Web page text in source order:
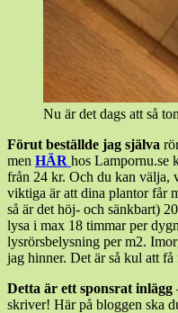
Nu är det dags att så
Förut beställde jag själva
men HÄR hos Lampornu.se
från 24 kr. Och du kan välja,
viktiga är att dina plantor får
så är det höj- och sänkbart)
lysa i max 18 timmar per
lysrörsbelysning per m2.
jag hinner. Det är så kul att
Detta är ett sponsrat inlägg
skriver! Här på bloggen ska